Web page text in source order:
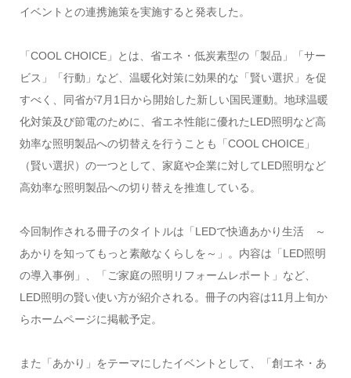
イベントとの連携施策を実施すると発表した。
「COOL CHOICE」とは、省エネ・低炭素型の「製品」「サー
ビス」「行動」など、温暖化対策に効果的な「賢い選択」を促
すべく、同省が7月1日から開始した新しい国民運動。地球温暖
化対策及び節電のために、省エネ性能に優れたLED照明など高
効率な照明製品への切替えを行うことも「COOL CHOICE」
（賢い選択）の一つとして、家庭や企業に対してLED照明など
高効率な照明製品への切り替えを推進している。
今回制作される冊子のタイトルは「LEDで快適あかり生活 ～
あかりを知ってもっと素敵なくらしを～」。内容は「LED照明
の導入事例」、「ご家庭の照明リフォームレポート」など、
LED照明の賢い使い方が紹介される。冊子の内容は11月上旬か
らホームページに掲載予定。
また「あかり」をテーマにしたイベントとして、「創エネ・あ